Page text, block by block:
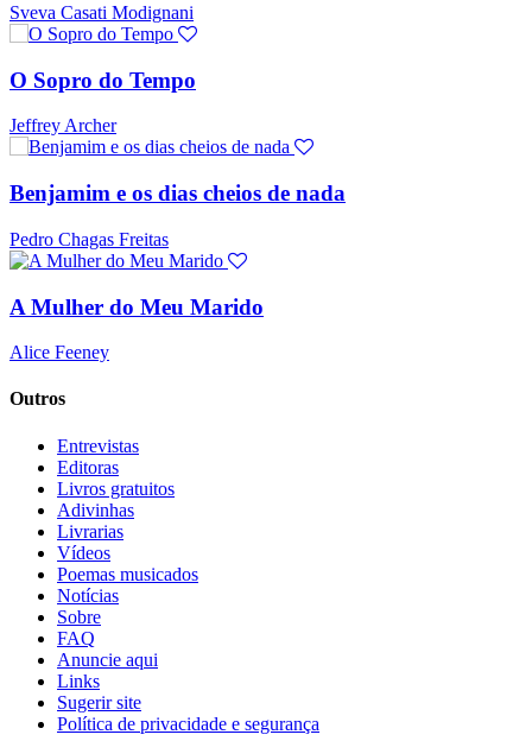
Sveva Casati Modignani
O Sopro do Tempo
Jeffrey Archer
Benjamim e os dias cheios de nada
Pedro Chagas Freitas
A Mulher do Meu Marido
Alice Feeney
Outros
Entrevistas
Editoras
Livros gratuitos
Adivinhas
Livrarias
Vídeos
Poemas musicados
Notícias
Sobre
FAQ
Anuncie aqui
Links
Sugerir site
Política de privacidade e segurança